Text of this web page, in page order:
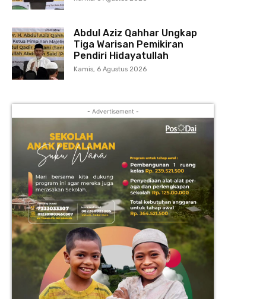
Abdul Aziz Qahhar Ungkap
Tiga Warisan Pemikiran
Pendiri Hidayatullah
Kamis, 6 Agustus 2026
- Advertisement -